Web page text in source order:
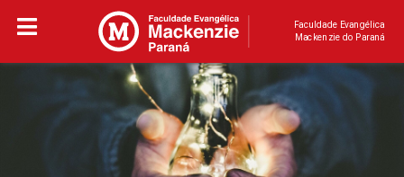
Faculdade Evangélica
Mackenzie do Paraná